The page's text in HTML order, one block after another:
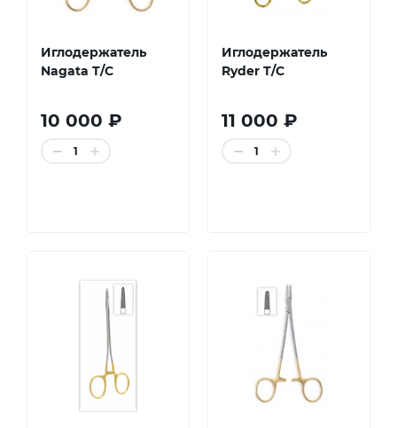
Иглодержатель
Nagata T/C
10 000 ₽
1
Иглодержатель
Ryder T/C
11 000 ₽
1